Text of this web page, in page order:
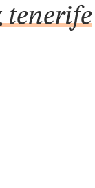
tenerife